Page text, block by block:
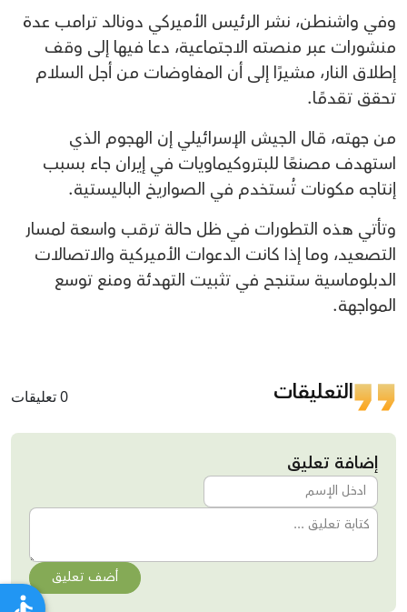
وفي واشنطن، نشر الرئيس الأميركي دونالد ترامب عدة
منشورات عبر منصته الاجتماعية، دعا فيها إلى وقف
إطلاق النار، مشيرًا إلى أن المفاوضات من أجل السلام
تحقق تقدمًا.
من جهته، قال الجيش الإسرائيلي إن الهجوم الذي
استهدف مصنعًا للبتروكيماويات في إيران جاء بسبب
إنتاجه مكونات تُستخدم في الصواريخ الباليستية.
وتأتي هذه التطورات في ظل حالة ترقب واسعة لمسار
التصعيد، وما إذا كانت الدعوات الأميركية والاتصالات
الدبلوماسية ستنجح في تثبيت التهدئة ومنع توسع
المواجهة.
التعليقات 0 تعليقات
إضافة تعليق
أضف تعليق